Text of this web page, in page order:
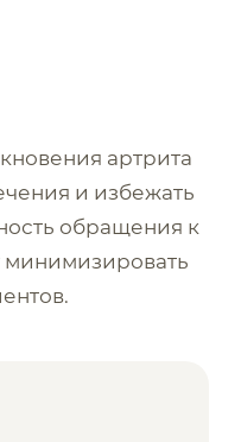
артрита
и избежать
обращения к
минимизировать